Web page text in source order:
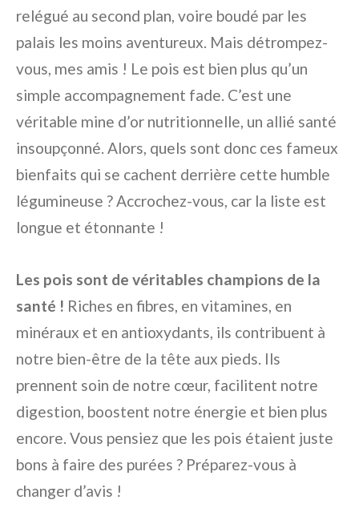
relégué au second plan, voire boudé par les
palais les moins aventureux. Mais détrompez-
vous, mes amis ! Le pois est bien plus qu’un
simple accompagnement fade. C’est une
véritable mine d’or nutritionnelle, un allié santé
insoupçonné. Alors, quels sont donc ces fameux
bienfaits qui se cachent derrière cette humble
légumineuse ? Accrochez-vous, car la liste est
longue et étonnante !
Les pois sont de véritables champions de la
santé ! Riches en fibres, en vitamines, en
minéraux et en antioxydants, ils contribuent à
notre bien-être de la tête aux pieds. Ils
prennent soin de notre cœur, facilitent notre
digestion, boostent notre énergie et bien plus
encore. Vous pensiez que les pois étaient juste
bons à faire des purées ? Préparez-vous à
changer d’avis !